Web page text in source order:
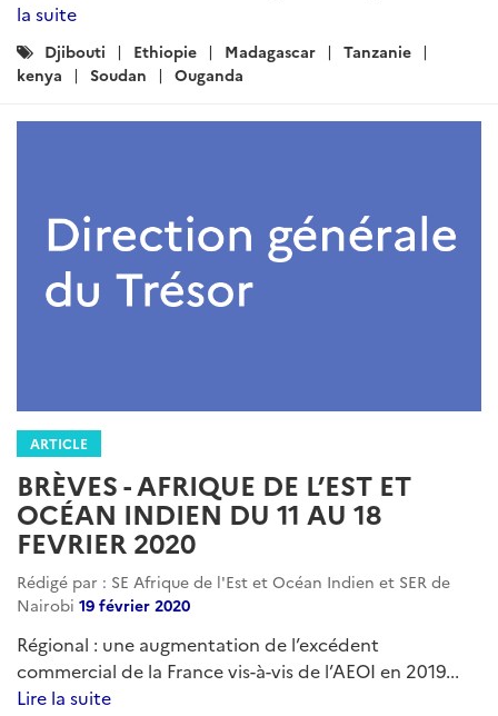
la suite
Catégories
:
Djibouti Ethiopie Madagascar
Tanzanie
kenya
Soudan Ouganda
ARTICLE
BRÈVES - AFRIQUE DE L’EST ET
OCÉAN INDIEN DU 11 AU 18
FEVRIER 2020
Rédigé par : SE Afrique de l'Est et Océan Indien et SER de
Nairobi 19 février 2020
Régional : une augmentation de l’excédent
commercial de la France vis-à-vis de l’AEOI en 2019...
Lire la suite